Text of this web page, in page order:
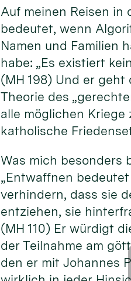
Auf meinen Reisen in
bedeutet, wenn
Namen und Familien
habe: „Es existiert
(MH 198) Und er
Theorie des
alle möglichen
katholische
Was mich besonders
„Entwaffnen
verhindern, dass sie
entziehen, sie
(MH 110) Er würdigt
der Teilnahme am
den er mit Johannes